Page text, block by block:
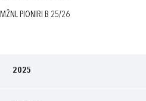
MŽNL PIONIRI B 25/26
2025